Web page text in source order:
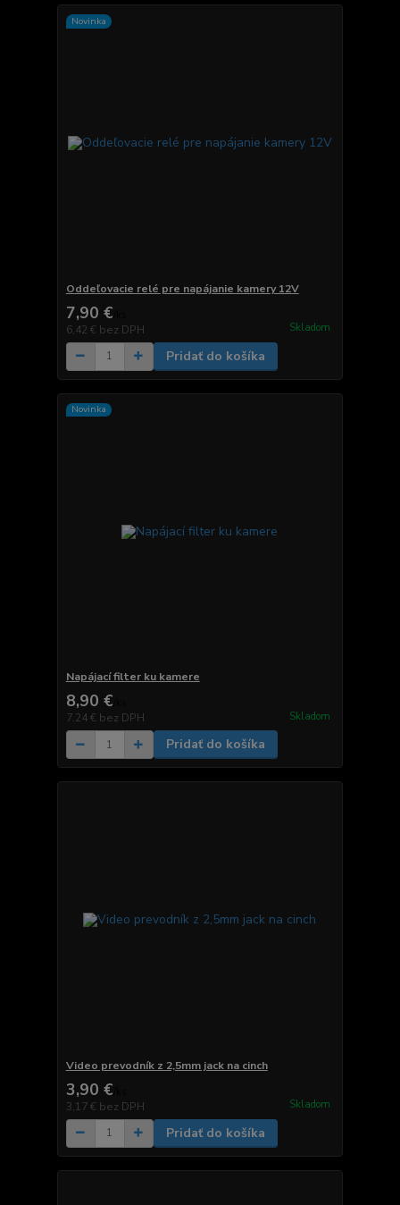
Novinka
Oddeľovacie relé pre napájanie kamery 12V
7,90 €
6,42 € bez DPH Skladom
Pridať do košíka
Novinka
Napájací filter ku kamere
8,90 €
7,24 € bez DPH Skladom
Pridať do košíka
Video prevodník z 2,5mm jack na cinch
3,90 €
3,17 € bez DPH Skladom
Pridať do košíka